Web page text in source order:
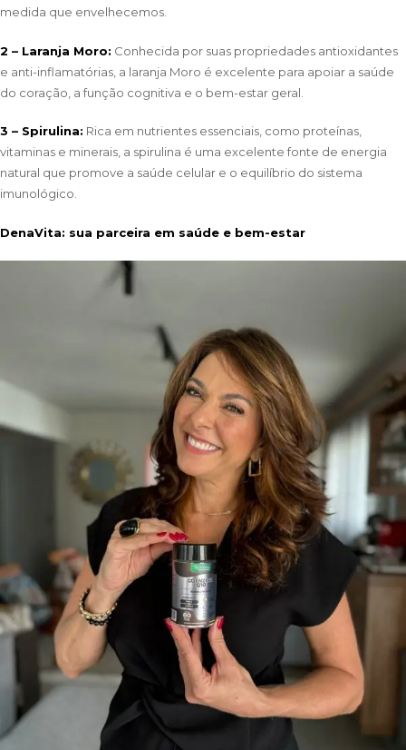
medida que envelhecemos.
2 – Laranja Moro: Conhecida por suas propriedades antioxidantes
e anti-inflamatórias, a laranja Moro é excelente para apoiar a saúde
do coração, a função cognitiva e o bem-estar geral.
3 – Spirulina: Rica em nutrientes essenciais, como proteínas,
vitaminas e minerais, a spirulina é uma excelente fonte de energia
natural que promove a saúde celular e o equilíbrio do sistema
imunológico.
DenaVita: sua parceira em saúde e bem-estar